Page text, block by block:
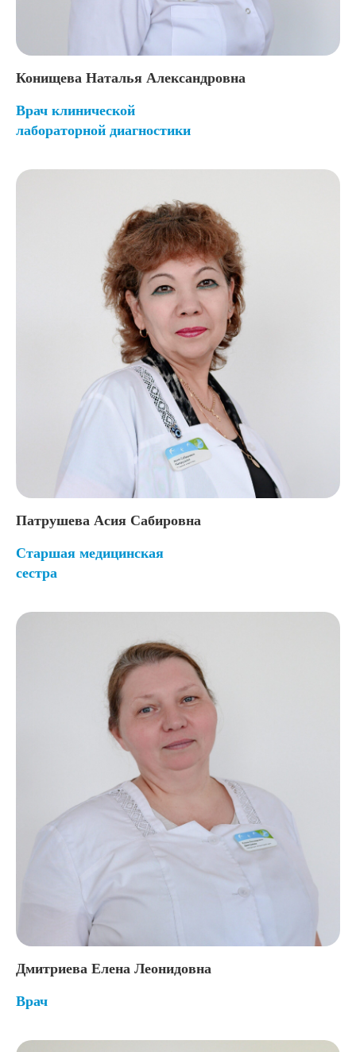
Конищева Наталья Александровна
Врач клинической
лабораторной диагностики
Патрушева Асия Сабировна
Старшая медицинская
сестра
Дмитриева Елена Леонидовна
Врач